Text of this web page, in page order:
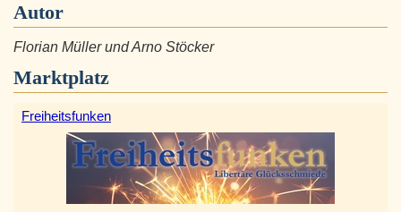
Autor
Florian Müller und Arno Stöcker
Marktplatz
Freiheitsfunken